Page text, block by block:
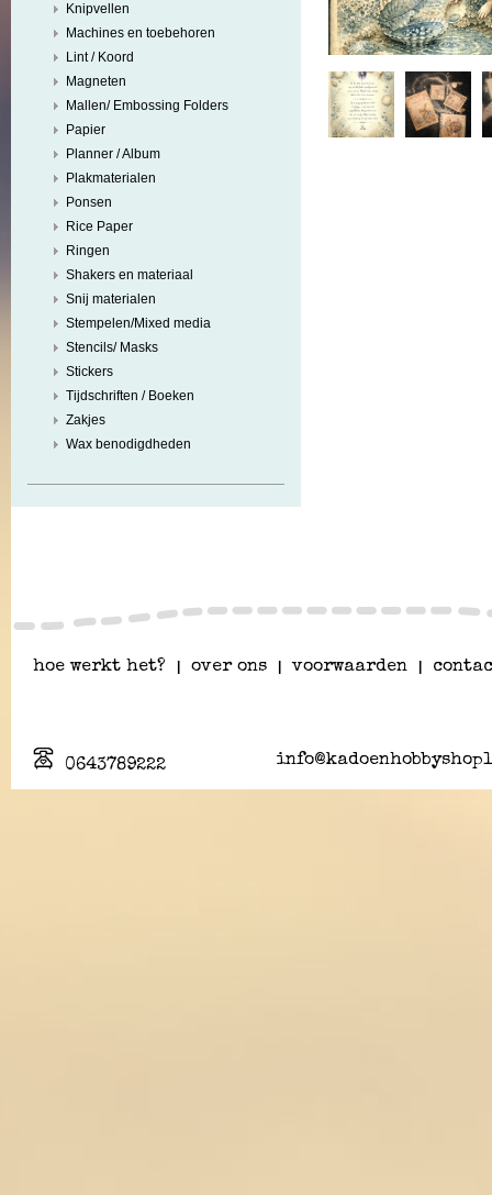
Knipvellen
Machines en toebehoren
Lint / Koord
Magneten
Mallen/ Embossing Folders
Papier
Planner / Album
Plakmaterialen
Ponsen
Rice Paper
Ringen
Shakers en materiaal
Snij materialen
Stempelen/Mixed media
Stencils/ Masks
Stickers
Tijdschriften / Boeken
Zakjes
Wax benodigdheden
hoe werkt het? over ons voorwaarden
0643789222